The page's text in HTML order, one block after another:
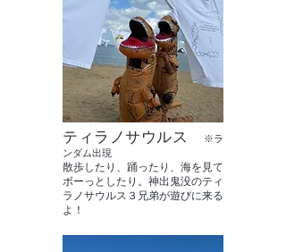
ティラノサウルス
※ラ
ンダム出現
散歩したり、踊ったり、海を見て
ボーっとしたり。神出鬼没のティ
ラノサウルス３兄弟が遊びに来る
よ！